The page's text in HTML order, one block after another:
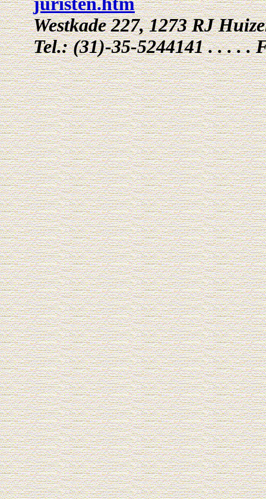
Westkade 227, 1273 RJ
Tel.: (31)-35-5244141 . . . . .